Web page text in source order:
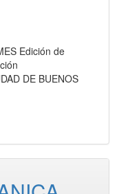
Edición de
DE BUENOS